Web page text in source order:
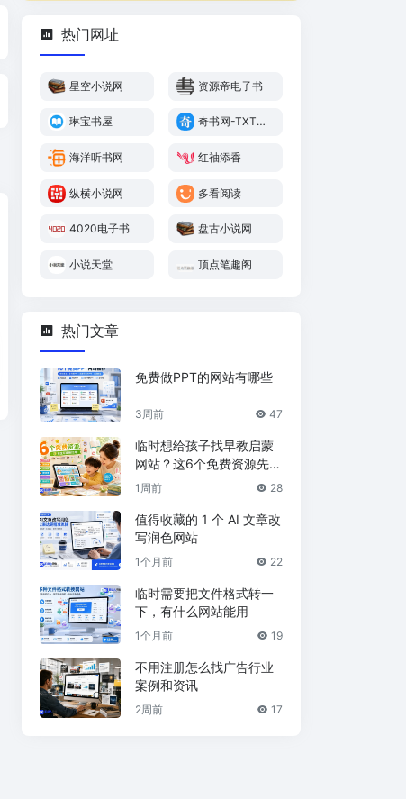
热门网址
星空小说网 资源帝电子书
琳宝书屋
奇书网-TXT电
TXT全集下载,
完结小说
海洋听书网 红袖添香
纵横小说网 多看阅读
4020电子书 盘古小说网
小说天堂 顶点笔趣阁
热门文章
免费做PPT的网站有哪些
3周前 47
临时想给孩子找早教启蒙
网站？这6个免费资源先收
藏
1周前 28
值得收藏的 1 个 AI 文章改
写润色网站
1个月前 22
临时需要把文件格式转一
下，有什么网站能用
1个月前 19
不用注册怎么找广告行业
案例和资讯
2周前 17